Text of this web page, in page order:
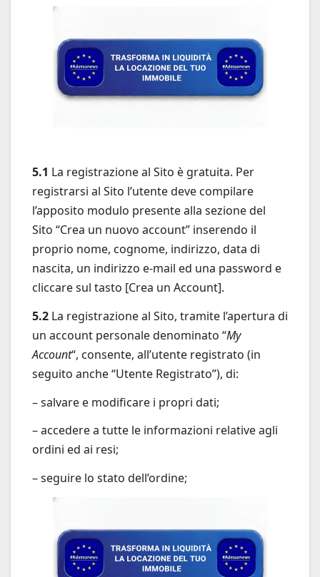
5.1 La registrazione al Sito è gratuita. Per
registrarsi al Sito l’utente deve compilare
l’apposito modulo presente alla sezione del
Sito “Crea un nuovo account” inserendo il
proprio nome, cognome, indirizzo, data di
nascita, un indirizzo e-mail ed una password e
cliccare sul tasto [Crea un Account].
5.2 La registrazione al Sito, tramite l’apertura di
un account personale denominato “My
Account“, consente, all’utente registrato (in
seguito anche “Utente Registrato”), di:
– salvare e modificare i propri dati;
– accedere a tutte le informazioni relative agli
ordini ed ai resi;
– seguire lo stato dell’ordine;